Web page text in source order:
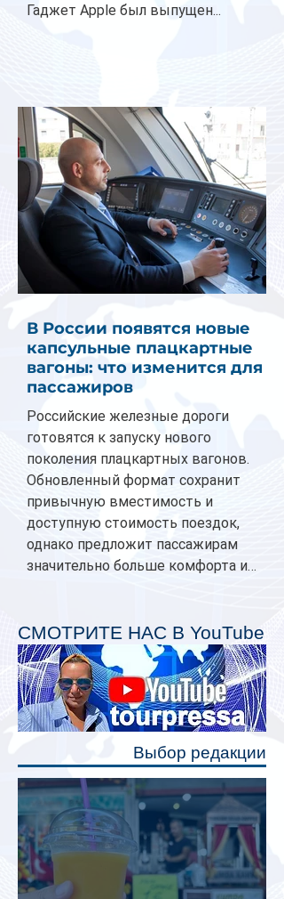
Гаджет Apple был выпущен...
В России появятся новые
капсульные плацкартные
вагоны: что изменится для
пассажиров
Российские железные дороги
готовятся к запуску нового
поколения плацкартных вагонов.
Обновленный формат сохранит
привычную вместимость и
доступную стоимость поездок,
однако предложит пассажирам
значительно больше комфорта и
планируется начать в 2027 году.
Одним из главных нововведений
станут индивидуальные шторки у
каждого спального места. Они
позволят пассажирам закрыть свою
полку во время сна или отдыха,
СМОТРИТЕ НАС В YouTube
Выбор редакции